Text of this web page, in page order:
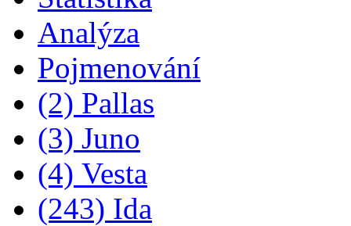
Analýza
Pojmenování
(2) Pallas
(3) Juno
(4) Vesta
(243) Ida